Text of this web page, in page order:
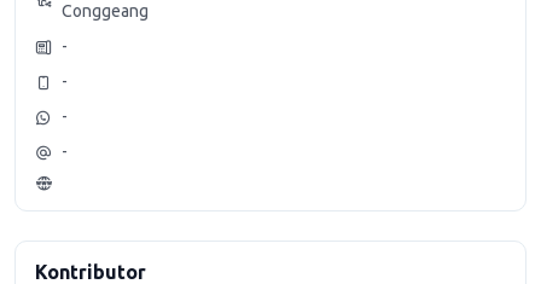
Conggeang
-
-
-
-
Kontributor